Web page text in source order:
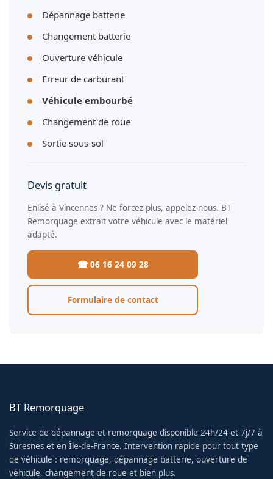
Dépannage batterie
Changement batterie
Ouverture véhicule
Erreur de carburant
Véhicule embourbé
Changement de roue
Sortie sous-sol
Devis gratuit
Enlisé à Vincennes ? Ne forcez plus, appelez-nous. BT
Remorquage extrait votre véhicule avec le matériel
adapté.
☎ 06 16 24 09 28
Formulaire de contact
BT Remorquage
Service de dépannage et remorquage disponible 24h/24 et 7j/7 à
Suresnes et en Île-de-France. Intervention rapide pour tout type
de véhicule : remorquage, dépannage batterie, ouverture de
véhicule, changement de roue et bien plus.